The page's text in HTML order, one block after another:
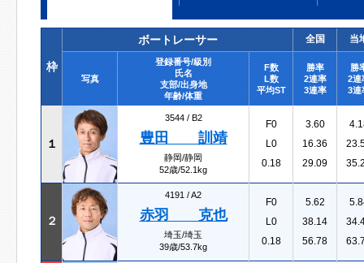
枠
ボートレーサー 全国 当
写真
登録番号/級別
氏名
支部/出身地
年齢/体重
F数
L数
平均ST
勝率
2連率
3連率
勝
2連
3連
１
3544 / B2
豊田 訓靖
静岡/静岡
52歳/52.1kg
F0
L0
0.18
3.60
16.36
29.09
２
4191 /A2
赤羽 克也
埼玉/埼玉
39歳/53.7kg
F0
L0
0.18
5.62
38.14
56.78